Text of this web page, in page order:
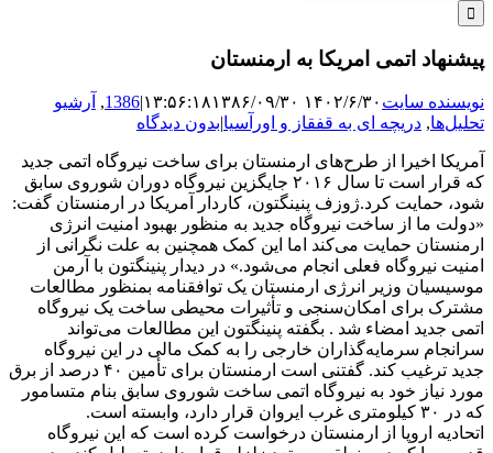
برای:
پیشنهاد اتمی امریکا به ارمنستان
نویسنده سایت ۱۴۰۲/۶/۳۰ ۱۳:۵۶:۱۸ ۱۳۸۶/۰۹/۳۰ |
1386
, آرشیو
تحلیل‌ها, دریچه ای به قفقاز و اورآسیا|بدون دیدگاه
آمریکا اخیرا از طرح‌های ارمنستان برای ساخت نیروگاه اتمی جدید
که قرار است تا سال ۲۰۱۶ جایگزین نیروگاه‌ دوران شوروی سابق
شود، حمایت ‌کرد.ژوزف پنینگتون، کاردار آمریکا در ارمنستان گفت:
«دولت ما از ساخت نیروگاه جدید به منظور بهبود امنیت انرژی
ارمنستان حمایت می‌کند اما این کمک همچنین به علت نگرانی از
امنیت نیروگاه فعلی انجام می‌شود.» در دیدار پنینگتون با آرمن
موسیسیان وزیر انرژی ارمنستان یک توافقنامه بمنظور مطالعات
مشترک برای امکان‌سنجی و تأثیرات محیطی ساخت یک نیروگاه
اتمی جدید امضاء شد . بگفته پنینگتون این مطالعات می‌تواند
سرانجام سرمایه‌گذاران خارجی را به کمک مالی در این نیروگاه
جدید ترغیب کند. گفتنی است ارمنستان برای تأمین ۴۰ درصد از برق
مورد نیاز خود به نیروگاه اتمی ساخت شوروی سابق بنام متسامور
که در ۳۰ کیلومتری غرب ایروان قرار دارد، وابسته است.
اتحادیه اروپا از ارمنستان درخواست کرده است که این نیروگاه